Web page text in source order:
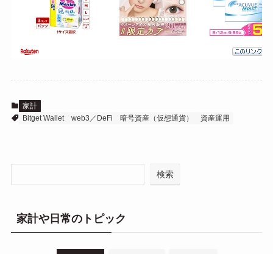
家計
Bitget Wallet
web3／DeFi 暗号資産（仮想通貨） 資産運用
検索
家計や日常のトピック